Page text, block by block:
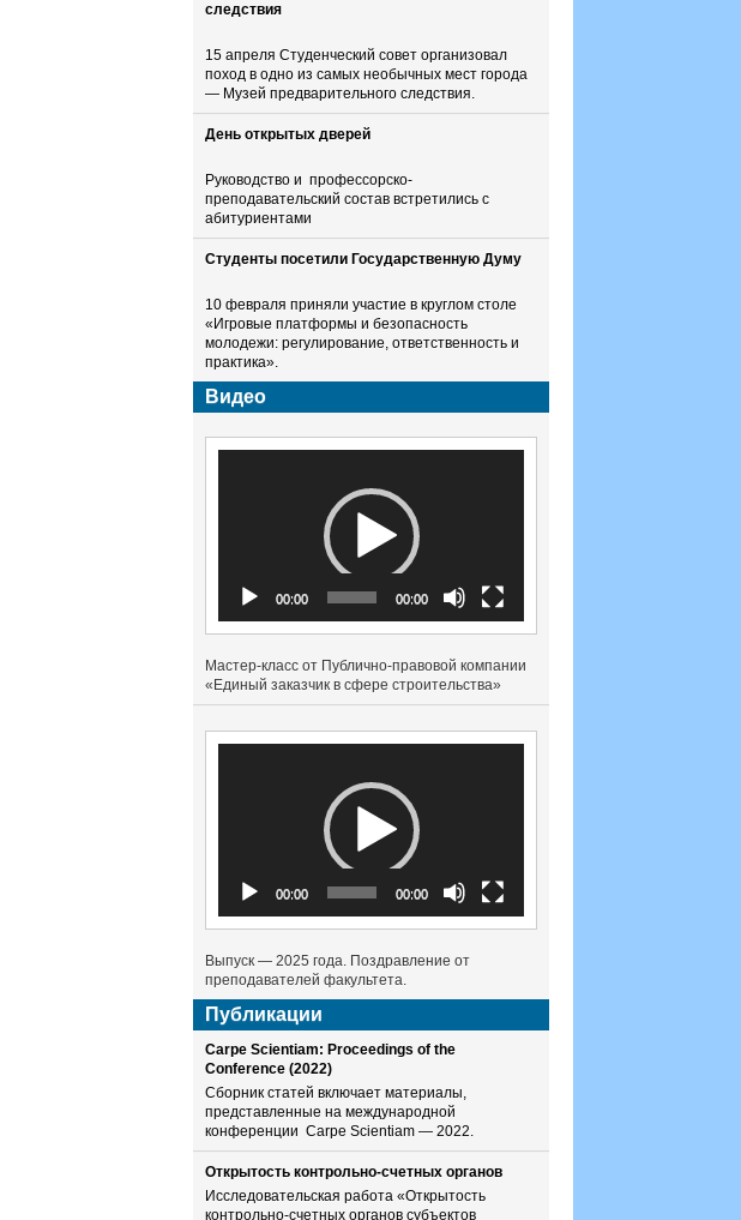
следствия
15 апреля Студенческий совет организовал
поход в одно из самых необычных мест города
— Музей предварительного следствия.
День открытых дверей
Руководство и профессорско-
преподавательский состав встретились с
абитуриентами
Студенты посетили Государственную Думу
10 февраля приняли участие в круглом столе
«Игровые платформы и безопасность
молодежи: регулирование, ответственность и
практика».
Видео
00:00 00:00
Мастер-класс от Публично-правовой компании
«Единый заказчик в сфере строительства»
00:00 00:00
Выпуск — 2025 года. Поздравление от
преподавателей факультета.
Публикации
Carpe Scientiam: Proceedings of the
Conference (2022)
Сборник статей включает материалы,
представленные на международной
конференции Carpe Scientiam — 2022.
Открытость контрольно-счетных органов
Исследовательская работа «Открытость
контрольно-счетных органов субъектов